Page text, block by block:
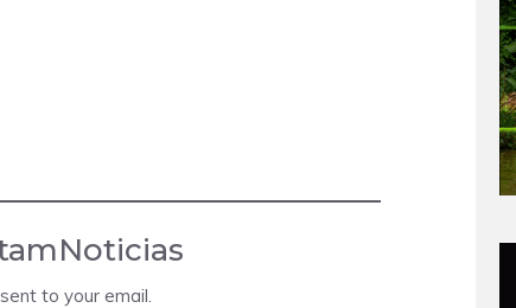
to your email.